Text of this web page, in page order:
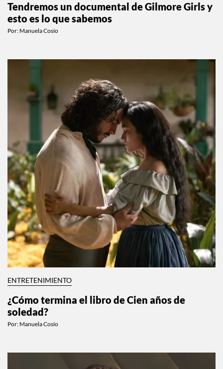
Tendremos un documental de Gilmore Girls y
esto es lo que sabemos
Por: Manuela Cosío
ENTRETENIMIENTO
¿Cómo termina el libro de Cien años de
soledad?
Por: Manuela Cosío